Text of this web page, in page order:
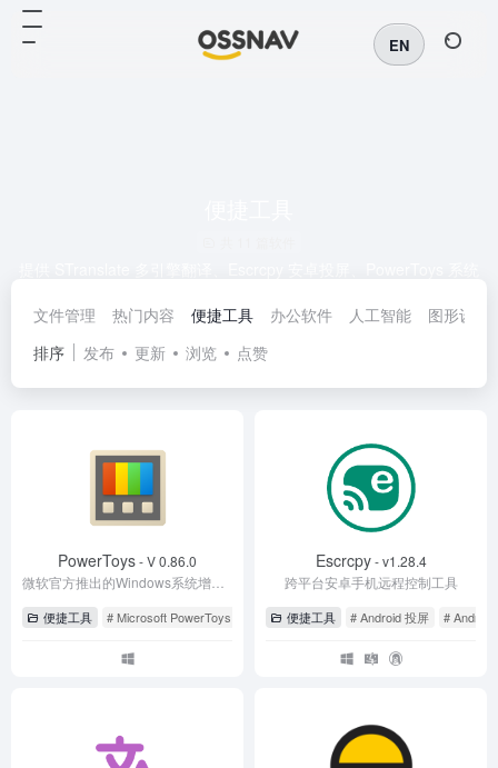
EN
力高效办公与系统优化。立即下载提升效率！
文件管理 热门内容 便捷工具 办公软件 人工智能
图形设计
排序
发布 更新 浏览 点赞
PowerToys- V 0.86.0
便捷工具 # Microsoft PowerToys # microsoft powertoys下载地址 # powertoys
Escrcpy- v1.28.4
跨平台安卓手机远程控制工具
便捷工具 # Android 投屏 #